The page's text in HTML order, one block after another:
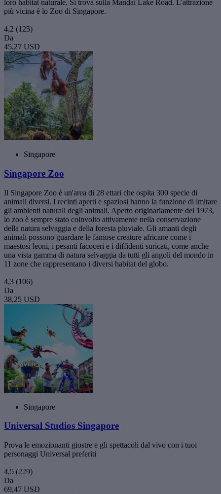
loro habitat naturale. Si trova sulla Mandai Lake Road. L'attrazione
più vicina è lo Zoo di Singapore.
4,2 (125)
Da
45,27 USD
Singapore
Singapore Zoo
Il Singapore Zoo è un'area di 28 ettari che ospita 300 specie di
animali diversi. I recinti aperti e spaziosi hanno la funzione di imitare
gli ambienti naturali degli animali. Aperto originariamente del 1973,
lo zoo è sempre stato coinvolto attivamente nella conservazione
della natura selvaggia e della foresta pluviale. Gli amanti degli
animali possono guardare le famose creature africane come i
maestosi leoni, i pesanti facoceri e i diffidenti suricati, come anche
una vista gamma di natura selvaggia da tutti gli angoli del mondo in
11 zone che rappresentano i diversi habitat del globo.
4,3 (106)
Da
38,25 USD
Singapore
Universal Studios Singapore
Prova le emozionanti giostre e gli spettacoli dal vivo con i tuoi
personaggi Universal preferiti
4,5 (229)
Da
69,47 USD